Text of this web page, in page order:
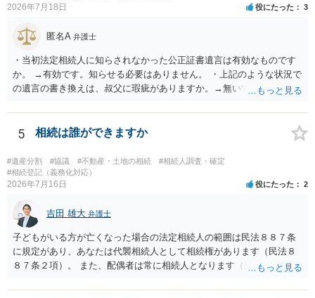
2026年7月18日 役にたった 3
匿名A 弁護士
・当初法定相続人に知らされなかった公正証書遺言は有効なものです
か。 →有効です。知らせる必要はありません。 ・上記のような状況で
の遺言の書き換えは、叔父に瑕疵がありますか。→無いです。 ・分割
ますか。 →本人が自由に決められますので、どこが妥当とは言えない
です。客観的な基準もありません。 ・できれば穏やかに、分割を拒否
することはできますか。 →分割を拒否するということは、遺産はいら
ないということでしょうか。遺言で、受取を指定されててもいらない
と拒否することはできます。理由を説明する必要はありません。
5 相続は誰ができますか
#遺産分割 #協議 #不動産・土地の相続
#相続人調査・確定
#相続登記（義務化対応）
2026年7月16日 役にたった 2
吉田 雄大 弁護士
子どもがいる方が亡くなった場合の法定相続人の範囲は民法８８７条
に規定があり、あなたは代襲相続人として相続権があります（民法８
８７条２項）。 また、配偶者は常に相続人となります（民法８９０
も相続権があります。つまり、孫５人に加えて「おじ又はおば」にも